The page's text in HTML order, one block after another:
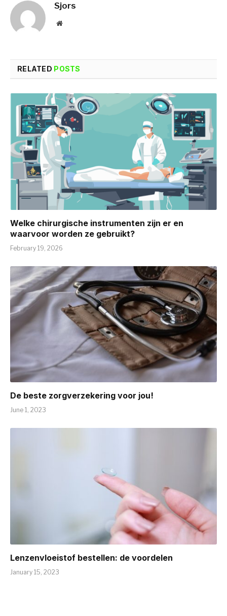
Sjors
Website
RELATED POSTS
Welke chirurgische instrumenten zijn er en
waarvoor worden ze gebruikt?
February 19, 2026
De beste zorgverzekering voor jou!
June 1, 2023
Lenzenvloeistof bestellen: de voordelen
January 15, 2023